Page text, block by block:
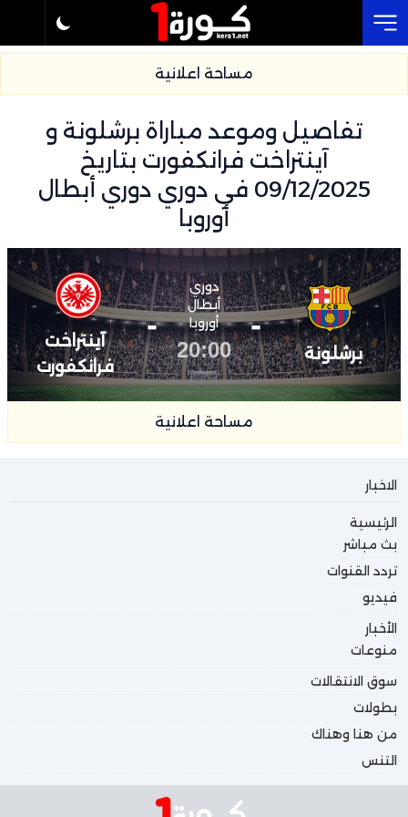
مساحة اعلانية
تفاصيل وموعد مباراة برشلونة و
آينتراخت فرانكفورت بتاريخ
09/12/2025 في دوري دوري أبطال
أوروبا
برشلونة
-
دوري
أبطال
أوروبا
20:00
-
آينتراخت
فرانكفورت
مساحة اعلانية
الاخبار
الرئيسية
بث مباشر
تردد القنوات
فيديو
الأخبار
منوعات
سوق الانتقالات
بطولات
من هنا وهناك
التنس